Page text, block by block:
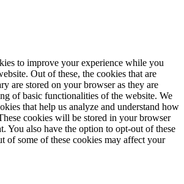
to improve your experience while you
Out of these, the cookies that are
are stored on your browser as they are
of basic functionalities of the website. We
that help us analyze and understand how
cookies will be stored in your browser
You also have the option to opt-out of these
of some of these cookies may affect your